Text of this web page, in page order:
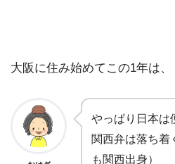
大阪に住み始めてこの1年は、
やっぱり日本は
関西弁は落ち着
も関西出身）